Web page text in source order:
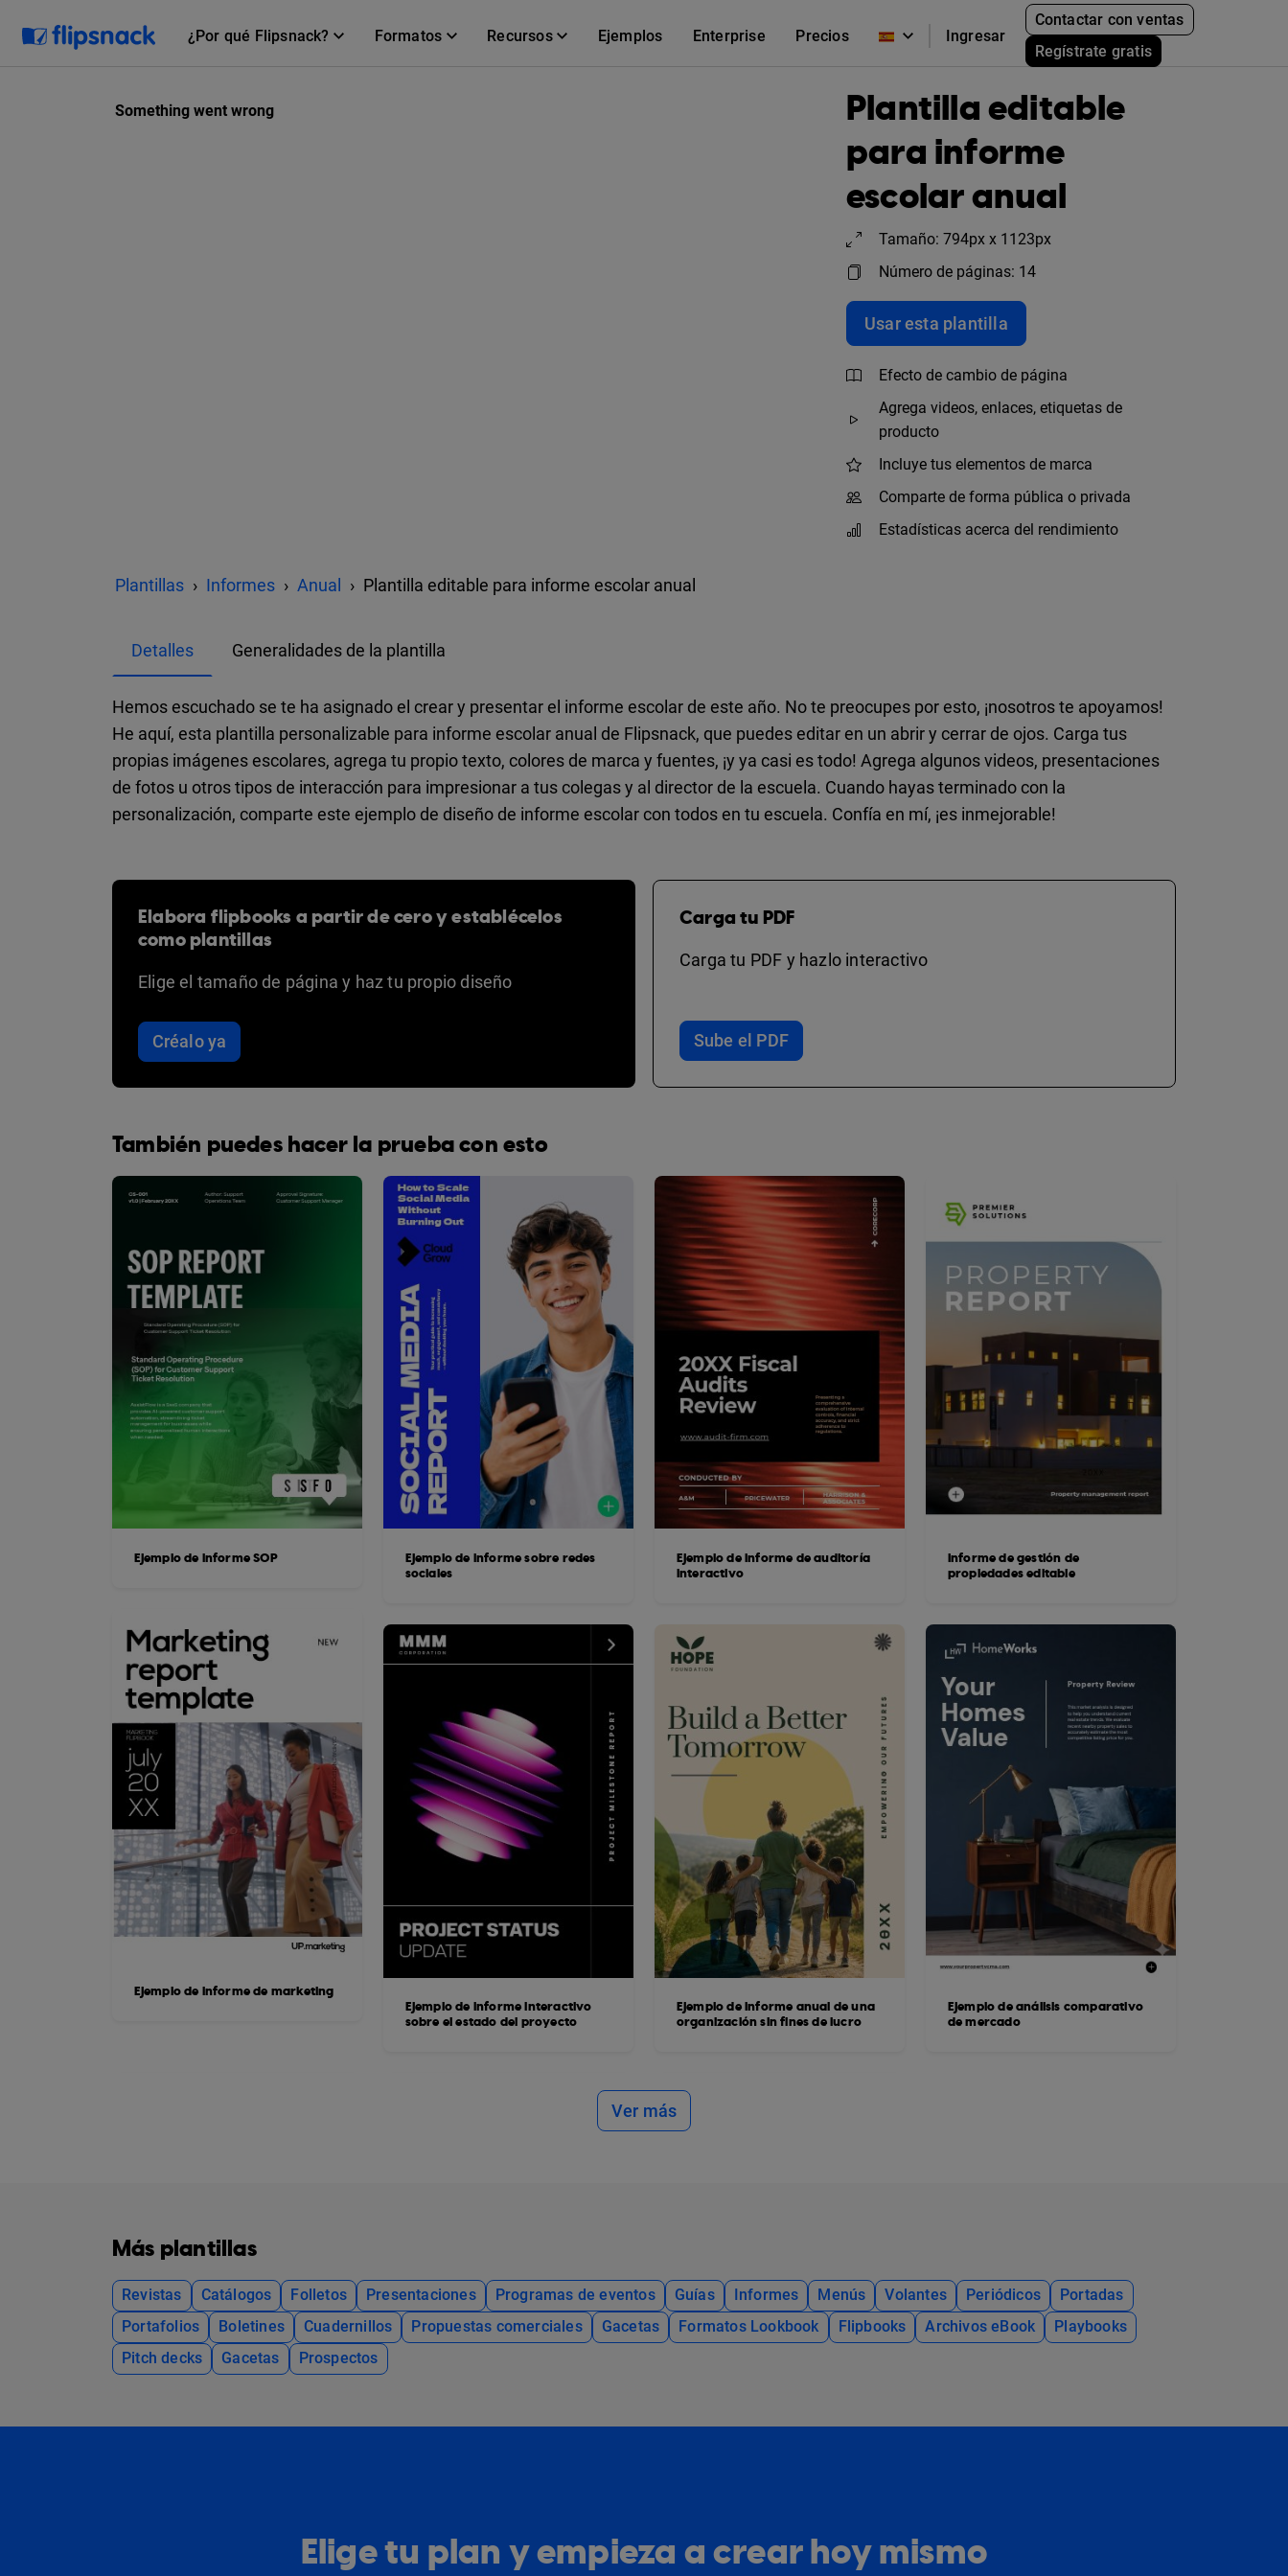
¿Por qué Flipsnack? Formatos Recursos Ejemplos Enterprise Precios Ingresar
Contactar con ventas
Regístrate gratis
Plantilla editable
para informe
escolar anual
Tamaño: 794px x 1123px
Número de páginas: 14
Usar esta plantilla
Efecto de cambio de página
Agrega videos, enlaces, etiquetas de
producto
Incluye tus elementos de marca
Comparte de forma pública o privada
Estadísticas acerca del rendimiento
Plantillas Informes Anual Plantilla editable para informe escolar anual
Detalles Generalidades de la plantilla
Hemos escuchado se te ha asignado el crear y presentar el informe escolar de este año. No te preocupes por esto, ¡nosotros te apoyamos!
He aquí, esta plantilla personalizable para informe escolar anual de Flipsnack, que puedes editar en un abrir y cerrar de ojos. Carga tus
propias imágenes escolares, agrega tu propio texto, colores de marca y fuentes, ¡y ya casi es todo! Agrega algunos videos, presentaciones
de fotos u otros tipos de interacción para impresionar a tus colegas y al director de la escuela. Cuando hayas terminado con la
personalización, comparte este ejemplo de diseño de informe escolar con todos en tu escuela. Confía en mí, ¡es inmejorable!
Elabora flipbooks a partir de cero y establécelos
como plantillas
Elige el tamaño de página y haz tu propio diseño
Créalo ya
Carga tu PDF
Carga tu PDF y hazlo interactivo
Sube el PDF
También puedes hacer la prueba con esto
Ejemplo de informe SOP
Ejemplo de informe de marketing
Ejemplo de informe sobre redes
sociales
Ejemplo de informe interactivo
sobre el estado del proyecto
Ejemplo de informe de auditoría
interactivo
Ejemplo de informe anual de una
organización sin fines de lucro
Informe de gestión de
propiedades editable
Ejemplo de análisis comparativo
de mercado
Ver más
Más plantillas
Revistas Catálogos Folletos Presentaciones Programas de eventos Guías Informes Menús Volantes Periódicos
Portadas
Portafolios
Boletines Cuadernillos Propuestas comerciales Gacetas Formatos Lookbook Flipbooks Archivos eBook
Playbooks
Pitch decks
Gacetas Prospectos
Elige tu plan y empieza a crear hoy mismo